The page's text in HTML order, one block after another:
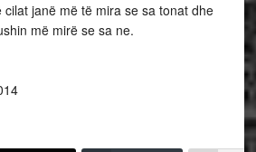
janë më të mira se sa tonat dhe
më mirë se sa ne.